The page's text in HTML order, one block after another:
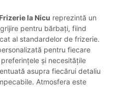
Frizerie la Nicu reprezintă un
pentru bărbați, fiind
al standardelor de frizerie.
pentru fiecare
și necesitățile
asupra fiecărui detaliu
Atmosfera este